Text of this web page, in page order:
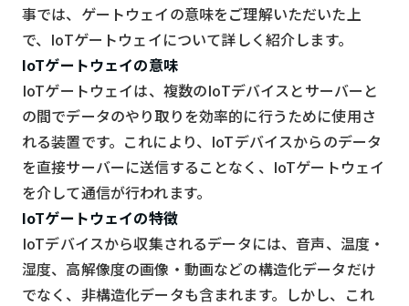
事では、ゲートウェイの意味をご理解いただいた上
で、IoTゲートウェイについて詳しく紹介します。
IoTゲートウェイの意味
IoTゲートウェイは、複数のIoTデバイスとサーバーと
の間でデータのやり取りを効率的に行うために使用さ
れる装置です。これにより、IoTデバイスからのデータ
を直接サーバーに送信することなく、IoTゲートウェイ
を介して通信が行われます。
IoTゲートウェイの特徴
IoTデバイスから収集されるデータには、音声、温度・
湿度、高解像度の画像・動画などの構造化データだけ
でなく、非構造化データも含まれます。しかし、これ